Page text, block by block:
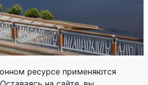
ресурсе применяются